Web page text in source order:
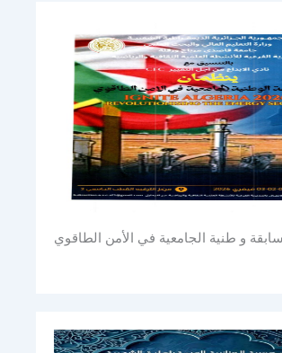
و طنية الجامعية في الأمن الطاقوي